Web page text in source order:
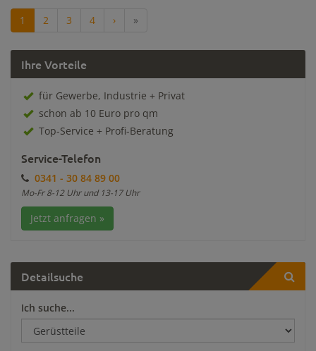
1 2 3 4 › »
Ihre Vorteile
für Gewerbe, Industrie + Privat
schon ab 10 Euro pro qm
Top-Service + Profi-Beratung
Service-Telefon
0341 - 30 84 89 00
Mo-Fr 8-12 Uhr und 13-17 Uhr
Jetzt anfragen »
Detailsuche
Ich suche...